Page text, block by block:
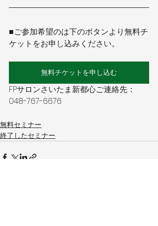
■ご参加希望のは下のボタンより無料チ
ケットをお申し込みください。
無料チケットを申し込む
FPサロンさいたま新都心ご連絡先：
048-767-6676
無料セミナー
終了したセミナー